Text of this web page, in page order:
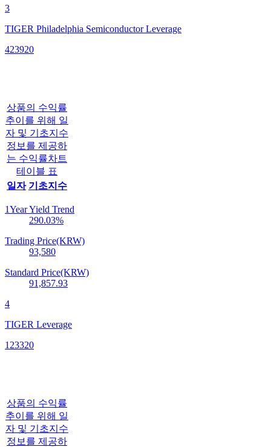
3
TIGER Philadelphia Semiconductor Leverage
423920
상품의 수익률
추이를 위해 일
자 및 기초지수
정보를 제공하
는 수익률차트
테이블 표
일자 기초지수
1Year Yield Trend
290.03%
Trading Price(KRW)
93,580
Standard Price(KRW)
91,857.93
4
TIGER Leverage
123320
상품의 수익률
추이를 위해 일
자 및 기초지수
정보를 제공하